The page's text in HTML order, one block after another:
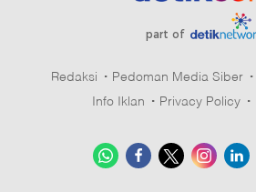
PKB Dukung Usulan
Berintegritas
Marak
di
part of
Redaksi Pedoman Media Siber
Info Iklan
Privacy Policy